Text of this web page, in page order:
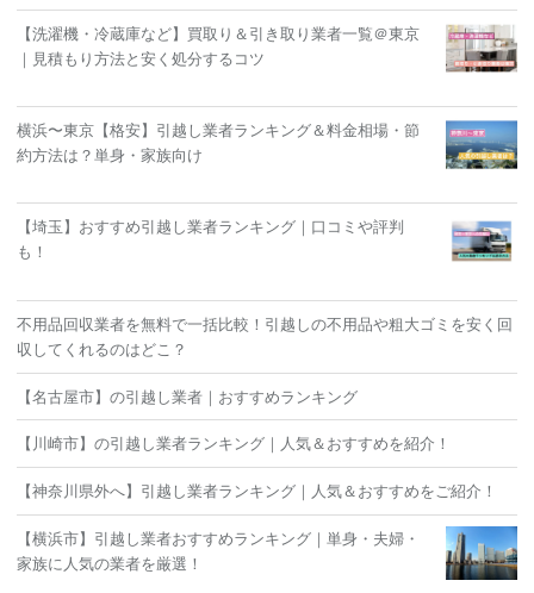
【洗濯機・冷蔵庫など】買取り＆引き取り業者一覧＠東京
｜見積もり方法と安く処分するコツ
横浜〜東京【格安】引越し業者ランキング＆料金相場・節
約方法は？単身・家族向け
【埼玉】おすすめ引越し業者ランキング｜口コミや評判
も！
不用品回収業者を無料で一括比較！引越しの不用品や粗大ゴミを安く回
収してくれるのはどこ？
【名古屋市】の引越し業者｜おすすめランキング
【川崎市】の引越し業者ランキング｜人気＆おすすめを紹介！
【神奈川県外へ】引越し業者ランキング｜人気＆おすすめをご紹介！
【横浜市】引越し業者おすすめランキング｜単身・夫婦・
家族に人気の業者を厳選！